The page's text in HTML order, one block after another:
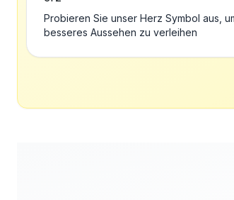
Probieren Sie unser Herz Symbol aus,
besseres Aussehen zu verleihen